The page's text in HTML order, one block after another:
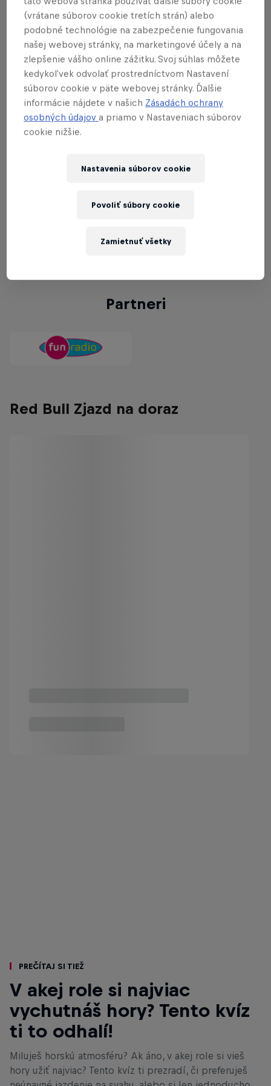
2013 a 2014, pričom dvakrát ho mala tú česť hostiť
zjazdovka v Tatranskej Lomnici a dvakrát Jasná.
Ak si nebol, nezúfaj... Tvoja príležitosť prichádza
práve teraz!
22. januára na Donovaloch, 29. januára v Jasnej a
5. februára v Tatranskej Lomnicisa opäť raz100
nadšencovpostaví na štartovú čiaru,
snowboardom, a pokúsi sa doraziť do cieľa skôr, ako
V cieli potom vyhodnotíme a odmeníme tých
muži snowboard. Bonusová
Partneri
Red Bull Zjazd na doraz
Prečítaj si tiež
V akej role si najviac
vychutnáš hory? Tento kvíz
ti to odhalí!
Miluješ horskú atmosféru? Ak áno, v akej role si vieš
hory užiť najviac? Tento kvíz ti prezradí, či preferuješ
(vrátane súborov cookie tretích strán) alebo
podobné technológie na zabezpečenie fungovania
našej webovej stránky, na marketingové účely a na
zlepšenie vášho online zážitku. Svoj súhlas môžete
kedykoľvek odvolať prostredníctvom Nastavení
súborov cookie v päte webovej stránky. Ďalšie
informácie nájdete v našich Zásadách ochrany
osobných údajova priamo v Nastaveniach súborov
cookie nižšie.
Nastavenia súborov cookie
Zamietnuť všetky
Povoliť súbory cookie